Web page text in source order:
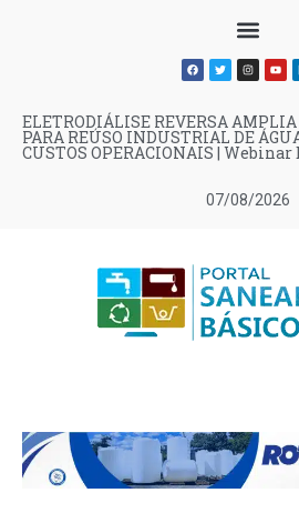
07/08/2026
ELETRODIÁLISE REVERSA
PARA REÚSO INDUSTRIAL DE
CUSTOS OPERACIONAIS |